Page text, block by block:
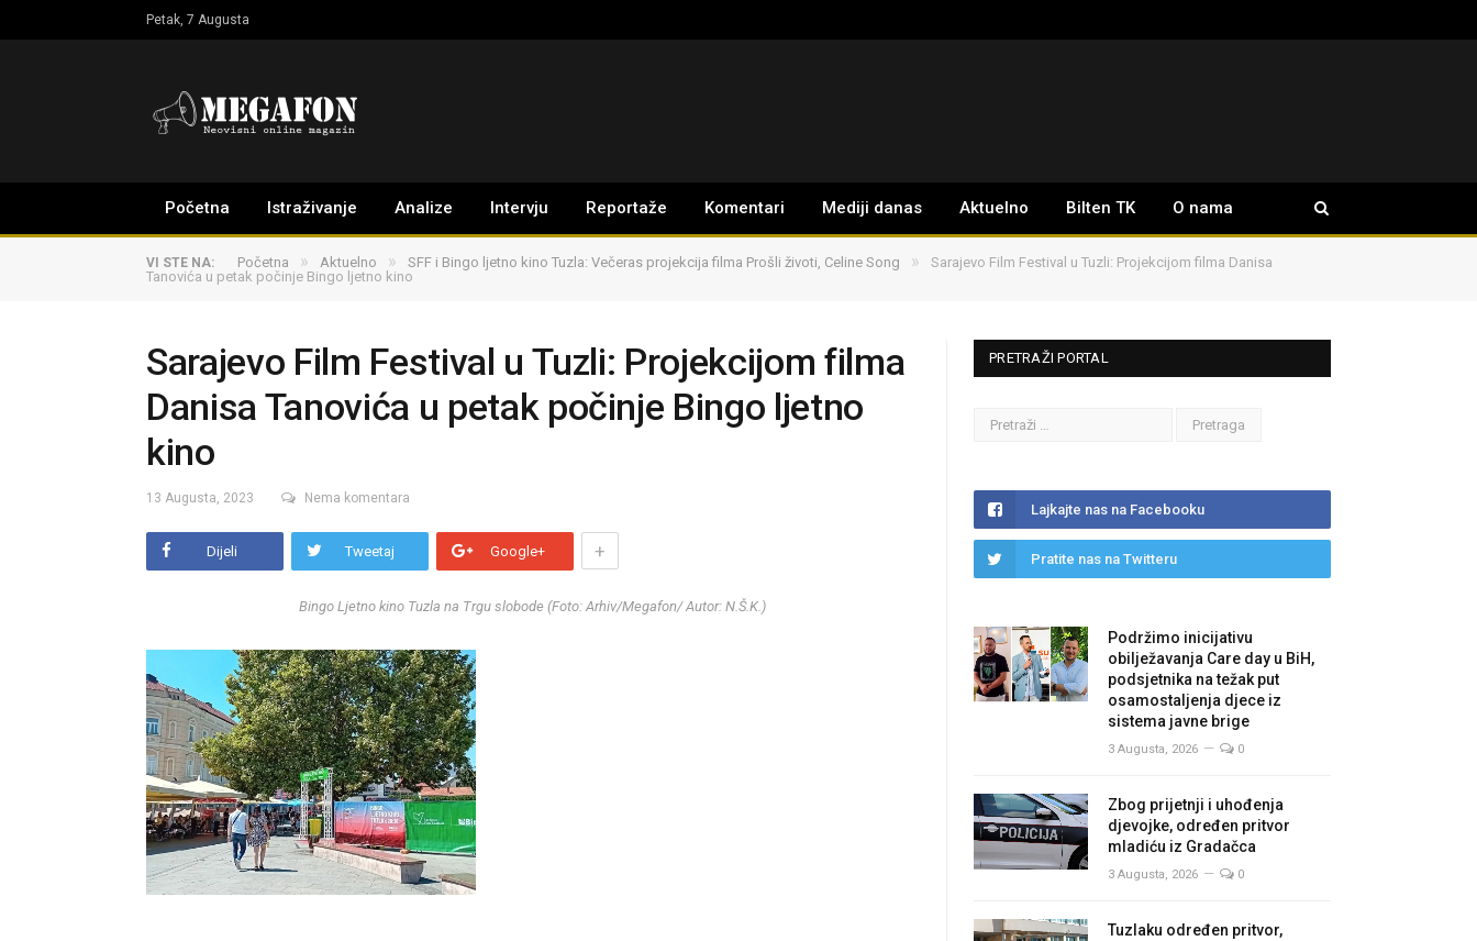
Petak, 7 Augusta
Početna Istraživanje Analize Intervju Reportaže Komentari Mediji danas Aktuelno Bilten TK O nama
VI STE NA: Početna » Aktuelno » SFF i Bingo ljetno kino Tuzla: Večeras projekcija filma Prošli životi, Celine Song »
Sarajevo Film Festival u Tuzli: Projekcijom filma Danisa
Tanovića u petak počinje Bingo ljetno kino
Sarajevo Film Festival u Tuzli: Projekcijom filma
Danisa Tanovića u petak počinje Bingo ljetno
kino
13 Augusta, 2023 Nema komentara
Dijeli Tweetaj Google+ +
Bingo Ljetno kino Tuzla na Trgu slobode (Foto: Arhiv/Megafon/ Autor: N.Š.K.)
PRETRAŽI PORTAL
Lajkajte nas na Facebooku
Pratite nas na Twitteru
Podržimo inicijativu
obilježavanja Care day u BiH,
podsjetnika na težak put
osamostaljenja djece iz
sistema javne brige
3 Augusta, 2026 0
Zbog prijetnji i uhođenja
djevojke, određen pritvor
mladiću iz Gradačca
3 Augusta, 2026 0
Tuzlaku određen pritvor,